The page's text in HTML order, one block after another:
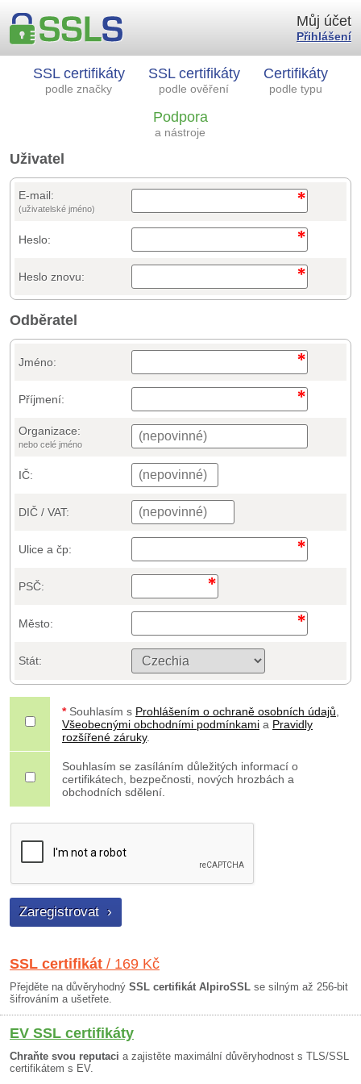
SSL certifikáty
podle značky
SSL certifikáty
podle ověření
Certifikáty
podle typu
Podpora
a nástroje
Můj účet
Přihlášení
Uživatel
E-mail:
(uživatelské jméno)
Heslo:
Heslo znovu:
Odběratel
Jméno:
Příjmení:
Organizace:
nebo celé jméno
IČ:
DIČ / VAT:
Ulice a čp:
PSČ:
Město:
Stát:
* Souhlasím s Prohlášením o ochraně osobních údajů
Všeobecnými obchodními podmínkami a Pravidly
rozšířené záruky.
Souhlasím se zasíláním důležitých informací o
certifikátech, bezpečnosti, nových hrozbách a
obchodních sdělení.
SSL certifikát / 169 Kč
Přejděte na důvěryhodný SSL certifikát AlpiroSSL se silným až 256-bit
šifrováním a ušetřete.
EV SSL certifikáty
Chraňte svou reputaci a zajistěte maximální důvěryhodnost s TLS/SSL
certifikátem s EV.